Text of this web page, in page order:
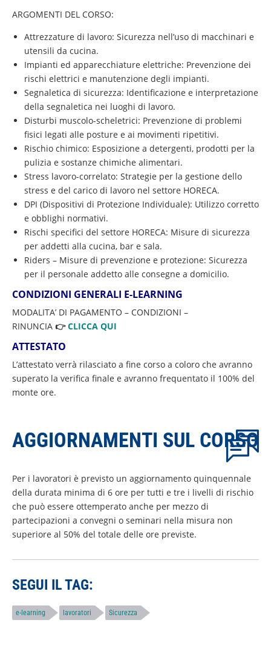
ARGOMENTI DEL CORSO:
Attrezzature di lavoro: Sicurezza nell’uso di macchinari e
utensili da cucina.
Impianti ed apparecchiature elettriche: Prevenzione dei
rischi elettrici e manutenzione degli impianti.
Segnaletica di sicurezza: Identificazione e interpretazione
della segnaletica nei luoghi di lavoro.
Disturbi muscolo-scheletrici: Prevenzione di problemi
fisici legati alle posture e ai movimenti ripetitivi.
Rischio chimico: Esposizione a detergenti, prodotti per la
pulizia e sostanze chimiche alimentari.
Stress lavoro-correlato: Strategie per la gestione dello
stress e del carico di lavoro nel settore HORECA.
DPI (Dispositivi di Protezione Individuale): Utilizzo corretto
e obblighi normativi.
Rischi specifici del settore HORECA: Misure di sicurezza
per addetti alla cucina, bar e sala.
Riders – Misure di prevenzione e protezione: Sicurezza
per il personale addetto alle consegne a domicilio.
CONDIZIONI GENERALI E-LEARNING
MODALITA’ DI PAGAMENTO – CONDIZIONI –
RINUNCIA 👉CLICCA QUI
ATTESTATO
L’attestato verrà rilasciato a fine corso a coloro che avranno
superato la verifica finale e avranno frequentato il 100% del
monte ore.
AGGIORNAMENTI SUL CORSO
Per i lavoratori è previsto un aggiornamento quinquennale
della durata minima di 6 ore per tutti e tre i livelli di rischio
che può essere ottemperato anche per mezzo di
partecipazioni a convegni o seminari nella misura non
superiore al 50% del totale delle ore previste.
SEGUI IL TAG:
e-learning lavoratori Sicurezza